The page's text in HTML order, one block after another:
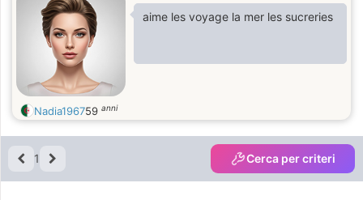
aime les voyage la mer les sucreries
Nadia196759 anni
1 Cerca per criteri